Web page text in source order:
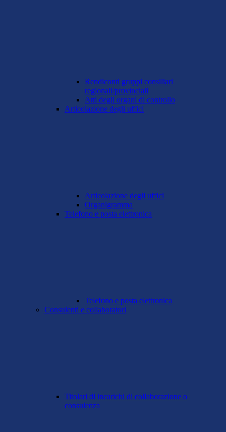
Rendiconti gruppi consiliari
regionali/provinciali
Atti degli organi di controllo
Articolazione degli uffici
Articolazione degli uffici
Organigramma
Telefono e posta elettronica
Telefono e posta elettronica
Consulenti e collaboratori
Titolari di incarichi di collaborazione o
consulenza